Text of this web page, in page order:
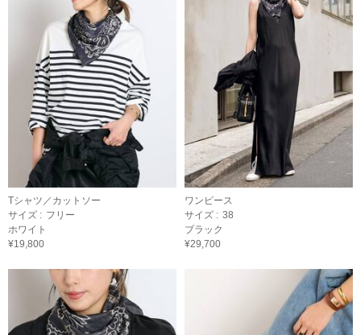
Tシャツ／カットソー
サイズ : フリー
ホワイト
¥19,800
ワンピース
サイズ : 38
ブラック
¥29,700